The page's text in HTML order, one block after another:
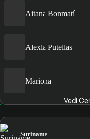
Aitana Bonmatí
Alexia Putellas
Mariona
Vedi
Suriname